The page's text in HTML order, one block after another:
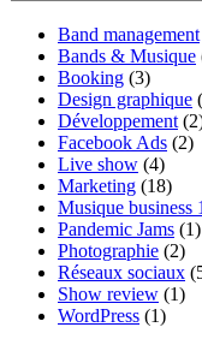
Band management
Bands & Musique
Booking (3)
Design graphique
Développement
Facebook Ads (2)
Live show (4)
Marketing (18)
Musique business
Pandemic Jams (1)
Photographie (2)
Réseaux sociaux
Show review (1)
WordPress (1)